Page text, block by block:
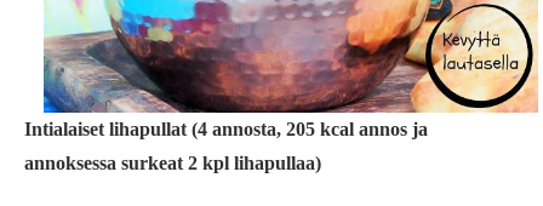
Intialaiset lihapullat (4 annosta, 205 kcal annos ja
annoksessa surkeat 2 kpl lihapullaa)